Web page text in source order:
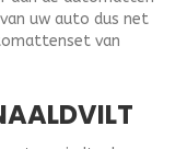
uw auto dus net
van